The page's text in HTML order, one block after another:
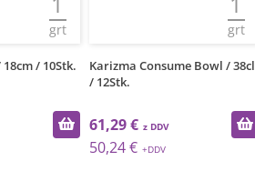
grt
/ 10Stk.
grt
Karizma Consume Bowl / 38cl
/ 12Stk.
61,29 €
50,24 €